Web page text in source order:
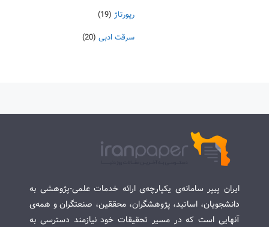
رپورتاژ (19)
سرقت ادبی (20)
ایران پیپر سامانه‌ی یکپارچه‌ی ارائه خدمات علمی-پژوهشی به
دانشجویان، اساتید، پژوهشگران، محققین، صنعتگران و همه‌ی
آنهایی است که در مسیر تحقیقات خود نیازمند دسترسی به